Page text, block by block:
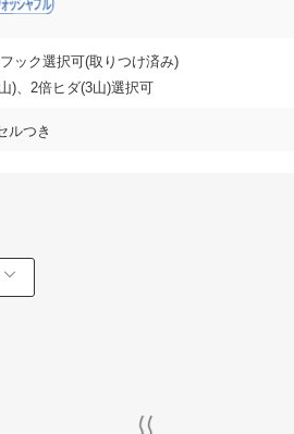
ック選択可(取りつけ済み)
)、2倍ヒダ(3山)選択可
ルつき